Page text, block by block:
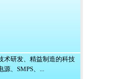
术研发、精益制造的科技
、SMPS、...